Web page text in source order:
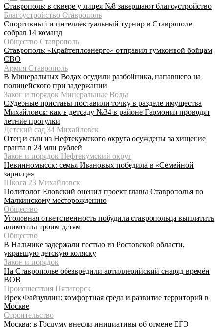
Ставрополь: в сквере у лицея №8 завершают благоустройство
Благоустройство Ставрополь
Спортивный и интеллектуальный турнир в Ставрополе
собрал 14 команд
Общество Ставрополь
Ставрополь: «Крайтеплоэнерго» отправил гумконвой бойцам
СВО
Армия Ставрополь
В Минеральных Водах осудили разбойника, напавшего на
полицейского при задержании
Закон и порядок Минеральные Воды
СУдебные приставы поставили точку в разделе имущества
Михайловск: как в детсаду №34 в районе Гармония проводят
летние прогулки
Детский сад 34 Михайловск
Отец и сын из Нефтекумского округа осуждены за хищение
гранта в 24 млн рублей
Закон и порядок Нефтекумский округ
Невинномысск: семья Ивановых победила в «Семейной
зарнице»
Школа 23 Михайловск
Политолог Еловский оценил проект главы Ставрополья по
Малкинскому месторождению
Общество
Уголовная ответственность побудила ставропольца выплатить
алименты троим детям
Общество
В Нальчике задержали гостью из Ростовской области,
укравшую детскую коляску
Закон и порядок
На Ставрополье обезвредили артиллерийский снаряд времён
ВОВ
Происшествия Пятигорск
Ирек Файзуллин: комфортная среда и развитие территорий в
Москве
Строительство
Москва: в Госдуму внесли инициативы об отмене ЕГЭ